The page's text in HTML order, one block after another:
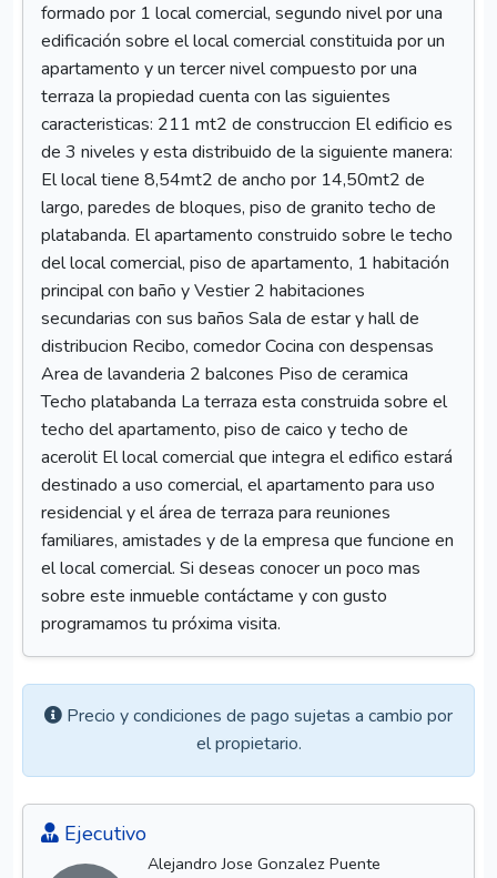
formado por 1 local comercial, segundo nivel por una
edificación sobre el local comercial constituida por un
apartamento y un tercer nivel compuesto por una
terraza la propiedad cuenta con las siguientes
caracteristicas: 211 mt2 de construccion El edificio es
de 3 niveles y esta distribuido de la siguiente manera:
El local tiene 8,54mt2 de ancho por 14,50mt2 de
largo, paredes de bloques, piso de granito techo de
platabanda. El apartamento construido sobre le techo
del local comercial, piso de apartamento, 1 habitación
principal con baño y Vestier 2 habitaciones
secundarias con sus baños Sala de estar y hall de
distribucion Recibo, comedor Cocina con despensas
Area de lavanderia 2 balcones Piso de ceramica
Techo platabanda La terraza esta construida sobre el
techo del apartamento, piso de caico y techo de
acerolit El local comercial que integra el edifico estará
destinado a uso comercial, el apartamento para uso
residencial y el área de terraza para reuniones
familiares, amistades y de la empresa que funcione en
el local comercial. Si deseas conocer un poco mas
sobre este inmueble contáctame y con gusto
programamos tu próxima visita.
Precio y condiciones de pago sujetas a cambio por
el propietario.
Ejecutivo
Alejandro Jose Gonzalez Puente